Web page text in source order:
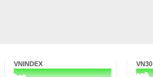
VNINDEX VN30